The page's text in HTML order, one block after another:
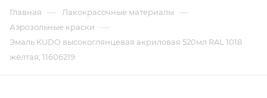
Главная — Лакокрасочные материалы —
Аэрозольные краски —
Эмаль KUDO высокоглянцевая акриловая 520мл RAL 1018
жёлтая; 11606219